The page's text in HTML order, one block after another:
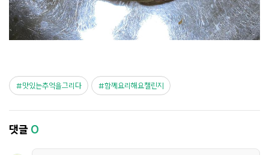
맛있는추억을그리다 함께요리해요챌린지
댓글 0